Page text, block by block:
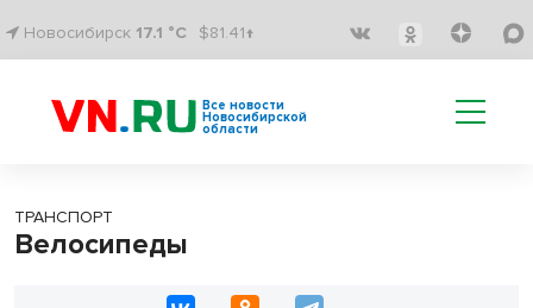
Новосибирск 17.1 °C $81.41↑
Все новости
Новосибирской
области
ТРАНСПОРТ
Велосипеды